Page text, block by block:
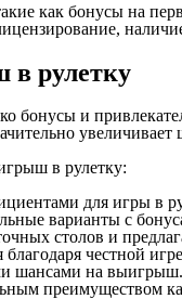
как бонусы на
рулетку
бонусы и
увеличивает
в рулетку:
для игры в
варианты с
столов и
честной
шансами на выигрыш.
преимуществом